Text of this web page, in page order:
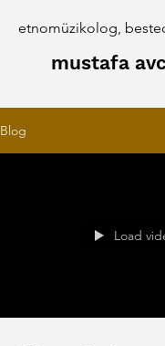
etnomüzikolog,
mustafa
Blog
Load